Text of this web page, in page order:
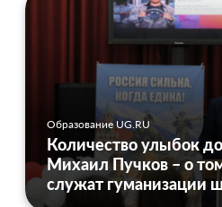
Образование UG.RU
Количество улыбок
Михаил Пучков – о
служат гуманизации